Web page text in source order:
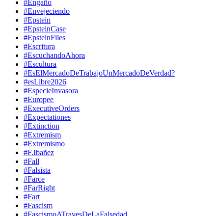
#Engaño
#Envejeciendo
#Epstein
#EpsteinCase
#EpsteinFiles
#Escritura
#EscuchandoAhora
#Escultura
#EsElMercadoDeTrabajoUnMercadoDeVerdad?
#esLibre2026
#EspecieInvasora
#Europee
#ExecutiveOrders
#Expectationes
#Extinction
#Extremism
#Extremismo
#F.Ibañez
#Fall
#Falsista
#Farce
#FarRight
#Fart
#Fascism